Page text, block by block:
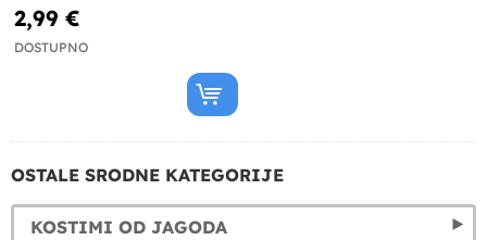
2,99 €
DOSTUPNO
OSTALE SRODNE KATEGORIJE
KOSTIMI OD JAGODA